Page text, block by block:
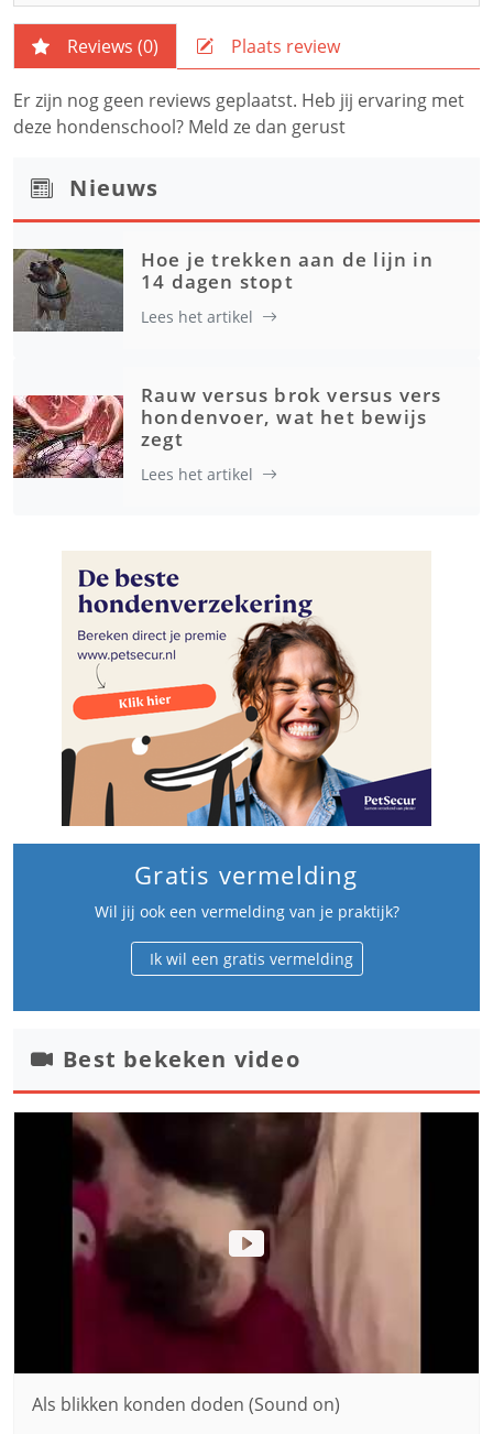
Reviews (0) Plaats review
Er zijn nog geen reviews geplaatst. Heb jij ervaring met
deze hondenschool? Meld ze dan gerust
Nieuws
Hoe je trekken aan de lijn in
14 dagen stopt
Lees het artikel
Rauw versus brok versus vers
hondenvoer, wat het bewijs
zegt
Lees het artikel
Gratis vermelding
Wil jij ook een vermelding van je praktijk?
Ik wil een gratis vermelding
Best bekeken video
Als blikken konden doden (Sound on)